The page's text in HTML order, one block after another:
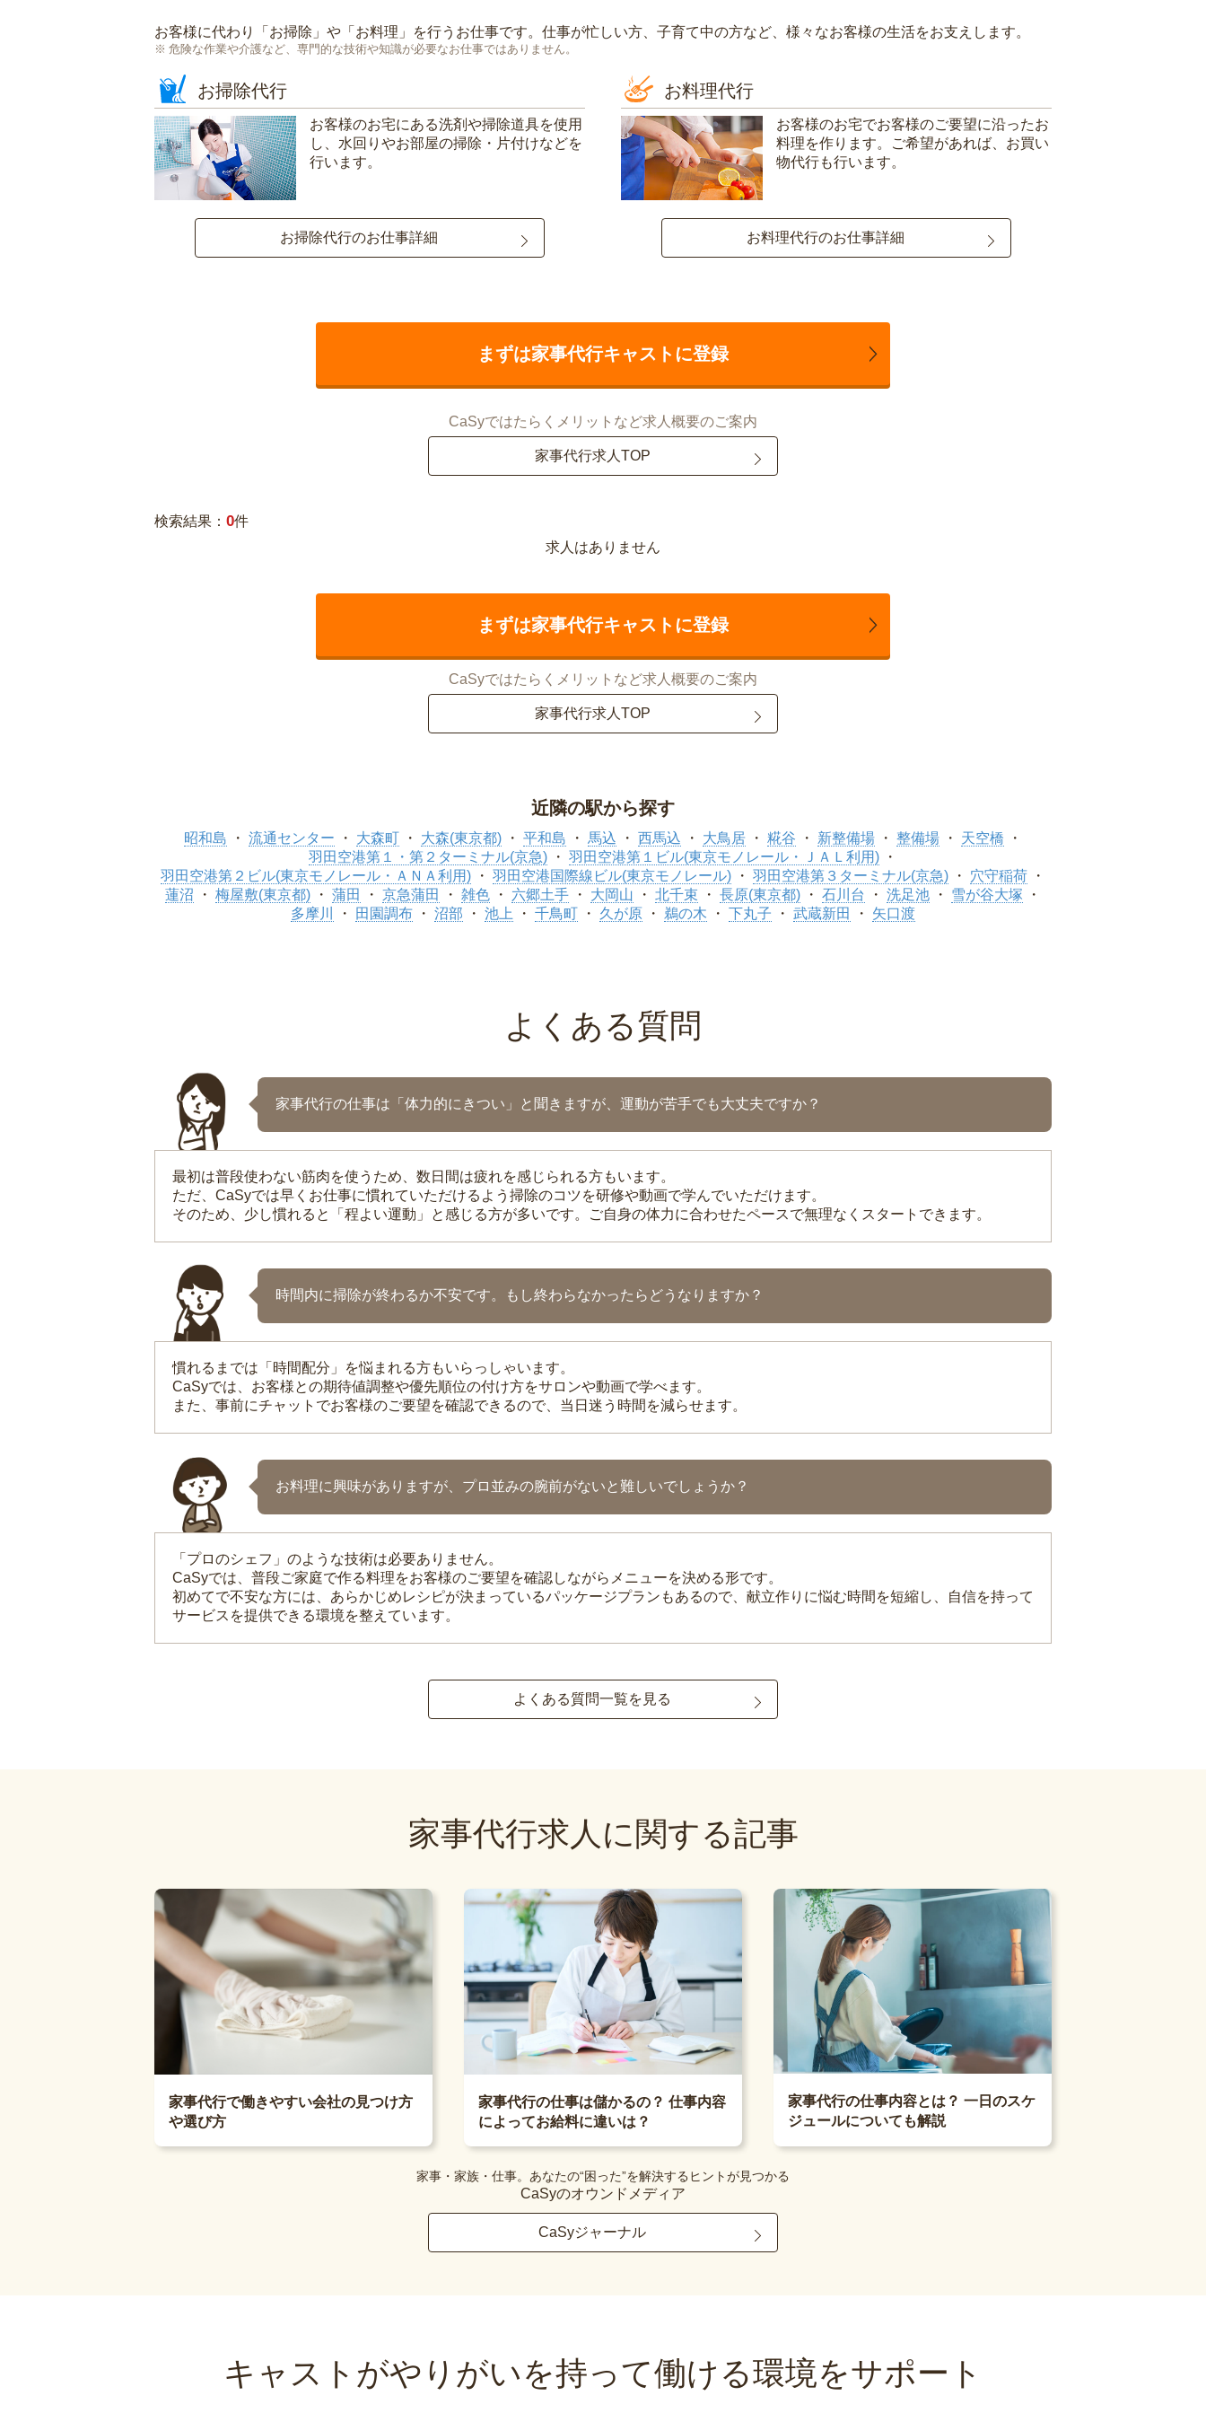
お客様に代わり「 お掃除 」や「 お料理 」を行うお仕事です。仕事が忙しい方、子育て中の方など、様々なお客様の生活をお支えします。
危険な作業や介護など、専門的な技術や知識が必要なお仕事ではありません。
お掃除代行
お客様のお宅にある洗剤や掃除道具を使用
し、水回りやお部屋の掃除・片付けなどを
行います。
お掃除代行のお仕事詳細
お料理代行
お客様のお宅でお客様のご要望に沿ったお
料理を作ります。ご希望があれば、お買い
物代行も行います。
お料理代行のお仕事詳細
まずは家事代行キャストに登録
CaSyではたらくメリットなど求人概要のご案内
家事代行求人TOP
検索結果： 0件
求人はありません
まずは家事代行キャストに登録
CaSyではたらくメリットなど求人概要のご案内
家事代行求人TOP
近隣の駅から探す
昭和島 流通センター 大森町 大森(東京都) 平和島 馬込 西馬込 大鳥居 糀谷 新整備場 整備場
天空橋
羽田空港第１・第２ターミナル(京急)
羽田空港第１ビル(東京モノレール・ＪＡＬ利用)
羽田空港第２ビル(東京モノレール・ＡＮＡ利用)
羽田空港国際線ビル(東京モノレール) 羽田空港第３ターミナル(京急)
穴守稲荷
蓮沼
梅屋敷(東京都) 蒲田 京急蒲田 雑色 六郷土手 大岡山 北千束 長原(東京都) 石川台 洗足池
雪が谷大塚
多摩川
田園調布 沼部 池上 千鳥町 久が原 鵜の木 下丸子 武蔵新田 矢口渡
よくある質問
家事代行の仕事は「体力的にきつい」と聞きますが、運動が苦手でも大丈夫ですか？
最初は普段使わない筋肉を使うため、数日間は疲れを感じられる方もいます。
ただ、CaSyでは早くお仕事に慣れていただけるよう掃除のコツを研修や動画で学んでいただけます。
そのため、少し慣れると「程よい運動」と感じる方が多いです。ご自身の体力に合わせたペースで無理なくスタートできます。
時間内に掃除が終わるか不安です。もし終わらなかったらどうなりますか？
慣れるまでは「時間配分」を悩まれる方もいらっしゃいます。
CaSyでは、お客様との期待値調整や優先順位の付け方をサロンや動画で学べます。
また、事前にチャットでお客様のご要望を確認できるので、当日迷う時間を減らせます。
お料理に興味がありますが、プロ並みの腕前がないと難しいでしょうか？
「プロのシェフ」のような技術は必要ありません。
CaSyでは、普段ご家庭で作る料理をお客様のご要望を確認しながらメニューを決める形です。
初めてで不安な方には、あらかじめレシピが決まっているパッケージプランもあるので、献立作りに悩む時間を短縮し、自信を持って
サービスを提供できる環境を整えています。
よくある質問一覧を見る
家事代行求人に関する記事
家事代行で働きやすい会社の見つけ方
や選び方
家事代行の仕事は儲かるの？ 仕事内容
によってお給料に違いは？
家事代行の仕事内容とは？ 一日のスケ
ジュールについても解説
家事・家族・仕事。あなたの“困った”を解決するヒントが見つかる
CaSyのオウンドメディア
CaSyジャーナル
キャストがやりがいを持って働ける環境をサポート